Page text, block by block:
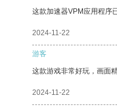
这款加速器VPM应用程序
2024-11-22
游客
这款游戏非常好玩，画面
2024-11-22